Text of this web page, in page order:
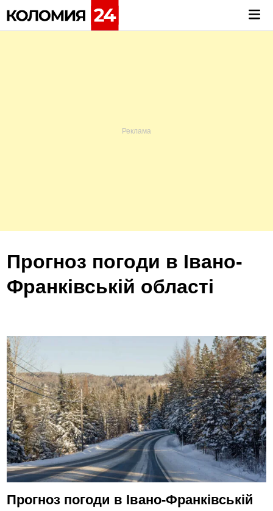
to
Прогноз погоди в Івано-
Франківській області
Прогноз погоди в Івано-Франківській